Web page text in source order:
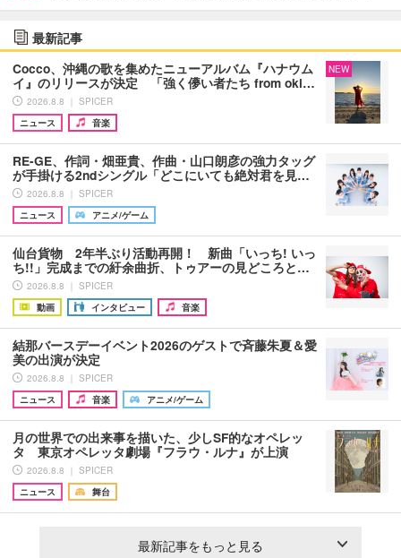
最新記事
Cocco、沖縄の歌を集めたニューアルバム『ハナウム
イ』のリリースが決定 「強く儚い者たち from oki…
2026.8.8 ｜ SPICER
ニュース
音楽
NEW
RE-GE、作詞・畑亜貴、作曲・山口朗彦の強力タッグ
が手掛ける2ndシングル「どこにいても絶対君を見…
2026.8.8 ｜ SPICER
ニュース
アニメ/ゲーム
仙台貨物 2年半ぶり活動再開！ 新曲「いっち! いっ
ち!!」完成までの紆余曲折、トゥアーの見どころと…
2026.8.8 ｜ SPICER
動画
インタビュー 音楽
結那バースデーイベント2026のゲストで斉藤朱夏＆愛
美の出演が決定
2026.8.8 ｜ SPICER
ニュース
音楽 アニメ/ゲーム
月の世界での出来事を描いた、少しSF的なオペレッ
タ 東京オペレッタ劇場『フラウ・ルナ』が上演
2026.8.8 ｜ SPICER
ニュース
舞台
最新記事をもっと見る